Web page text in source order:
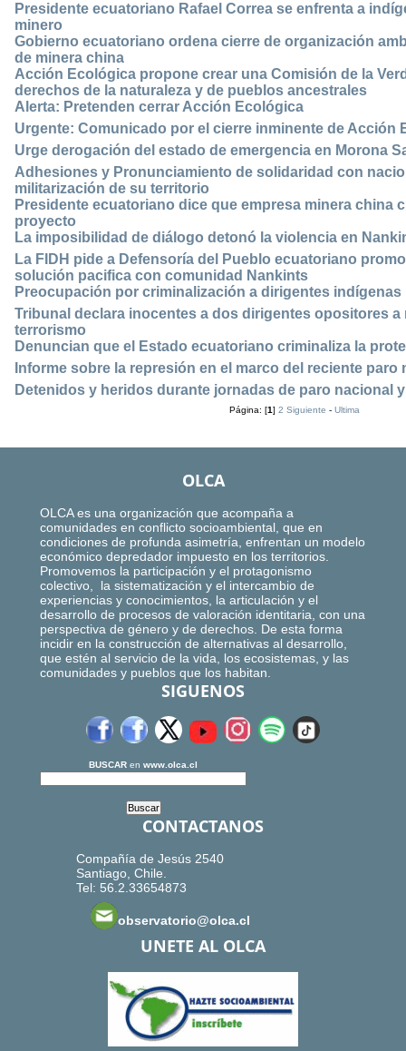
Presidente ecuatoriano Rafael Correa se enfrenta a
minero
Gobierno ecuatoriano ordena cierre de organización
de minera china
Acción Ecológica propone crear una Comisión de la
derechos de la naturaleza y de pueblos ancestrales
Alerta: Pretenden cerrar Acción Ecológica
Urgente: Comunicado por el cierre inminente de Acción
Urge derogación del estado de emergencia en Morona
Adhesiones y Pronunciamiento de solidaridad con
militarización de su territorio
Presidente ecuatoriano dice que empresa minera china
proyecto
La imposibilidad de diálogo detonó la violencia en
La FIDH pide a Defensoría del Pueblo ecuatoriano
solución pacifica con comunidad Nankints
Preocupación por criminalización a dirigentes indígenas
Tribunal declara inocentes a dos dirigentes opositores
terrorismo
Denuncian que el Estado ecuatoriano criminaliza la
Informe sobre la represión en el marco del reciente paro
Detenidos y heridos durante jornadas de paro nacional
Página: [1]2 Siguiente -Ultima
OLCA
OLCA es una organización que acompaña a
comunidades en conflicto socioambiental, que en
condiciones de profunda asimetría, enfrentan un modelo
económico depredador impuesto en los territorios.
Promovemos la participación y el protagonismo
colectivo, la sistematización y el intercambio de
experiencias y conocimientos, la articulación y el
desarrollo de procesos de valoración identitaria, con una
perspectiva de género y de derechos. De esta forma
incidir en la construcción de alternativas al desarrollo,
que estén al servicio de la vida, los ecosistemas, y las
comunidades y pueblos que los habitan.
SIGUENOS
BUSCAR en www.olca.cl
CONTACTANOS
Compañía de Jesús 2540
Santiago, Chile.
Tel: 56.2.33654873
observatorio@olca.cl
UNETE AL OLCA